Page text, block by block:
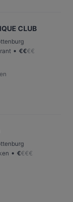
CLUB
• €€€€
• €€€€